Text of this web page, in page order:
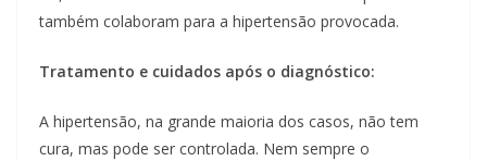
também colaboram para a hipertensão provocada.
Tratamento e cuidados após o diagnóstico:
A hipertensão, na grande maioria dos casos, não tem
cura, mas pode ser controlada. Nem sempre o